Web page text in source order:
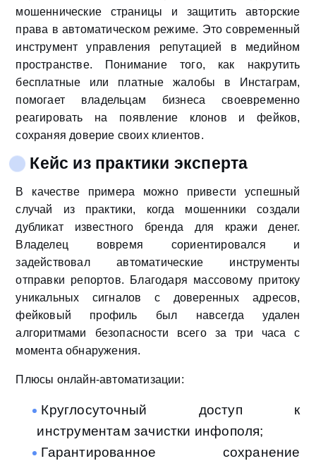
мошеннические страницы и защитить авторские
права в автоматическом режиме. Это современный
инструмент управления репутацией в медийном
пространстве. Понимание того, как накрутить
бесплатные или платные жалобы в Инстаграм,
помогает владельцам бизнеса своевременно
реагировать на появление клонов и фейков,
сохраняя доверие своих клиентов.
Кейс из практики эксперта
В качестве примера можно привести успешный
случай из практики, когда мошенники создали
дубликат известного бренда для кражи денег.
Владелец вовремя сориентировался и
задействовал автоматические инструменты
отправки репортов. Благодаря массовому притоку
уникальных сигналов с доверенных адресов,
фейковый профиль был навсегда удален
алгоритмами безопасности всего за три часа с
момента обнаружения.
Плюсы онлайн-автоматизации:
Круглосуточный доступ к
инструментам зачистки инфополя;
Гарантированное сохранение